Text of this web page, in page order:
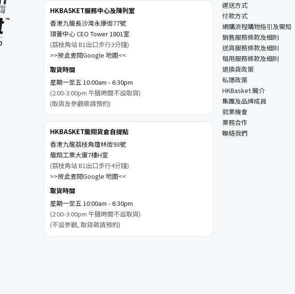
HKBASKET服務中心及陳列室
香港九龍長沙灣永康街77號
環薈中心 CEO Tower 1801室
(荔枝角站 B1出口步行3分鐘)
>>按此查閱Google 地圖<<
取貨時間
星期一至五 10:00am - 6:30pm
(2:00-3:00pm 午膳時間不設取貨)
(取貨及參觀敬請預約)
HKBASKET龍翔貨倉自提點
香港九龍荔枝角瓊林街93號
龍翔工業大廈7樓H室
(荔枝角站 B1出口步行4分鐘)
>>按此查閱Google 地圖<<
取貨時間
星期一至五 10:00am - 6:30pm
(2:00-3:00pm 午膳時間不設取貨)
(不設參觀, 取貨敬請預約)
運送方式
付款方式
網購流程購物指引及需知
銷售服務條款及細則
送貨服務條款及細則
租用服務條款及細則
退換貨政策
私隱政策
HKBasket 簡介
集團及品牌成員
就業機會
業務合作
聯絡我們